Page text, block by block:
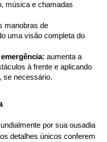
música e chamadas
manobras de
uma visão completa do
aumenta a
à frente e aplicando
se necessário.
por sua ousadia
detalhes únicos conferem